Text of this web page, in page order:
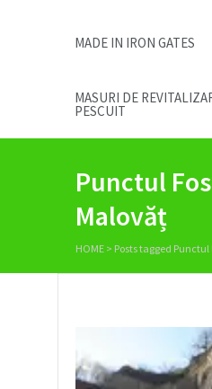
MADE IN IRON GATES
MASURI DE
PESCUIT
Punctul
Malovăț
HOME > Posts tagged